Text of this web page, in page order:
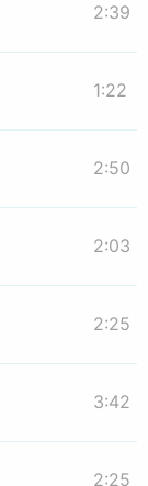
2:39
1:22
2:50
2:03
2:25
3:42
2:25